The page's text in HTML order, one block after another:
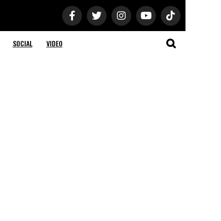
SOCIAL VIDEO